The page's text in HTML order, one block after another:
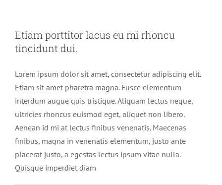
Etiam porttitor lacus eu mi rhoncu
tincidunt dui.
Lorem ipsum dolor sit amet, consectetur adipiscing elit.
Etiam sit amet pharetra magna. Fusce elementum
interdum augue quis tristique. Aliquam lectus neque,
ultricies rhoncus euismod eget, aliquet non libero.
Aenean id mi at lectus finibus venenatis. Maecenas
finibus, magna in venenatis elementum, justo ante
placerat justo, a egestas lectus ipsum vitae nulla.
Quisque imperdiet diam